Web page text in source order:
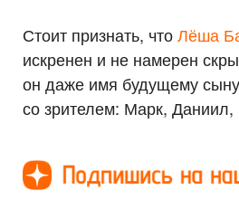
Стоит признать, чтоЛёша
искренен и не намерен
он даже имя будущему
со зрителем: Марк, Даниил,